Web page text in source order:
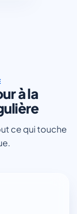
à la
ce qui touche